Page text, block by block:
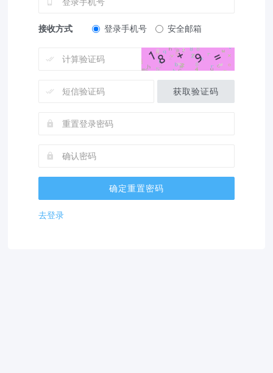
接收方式 登录手机号 安全邮箱
获取验证码
确定重置密码
去登录